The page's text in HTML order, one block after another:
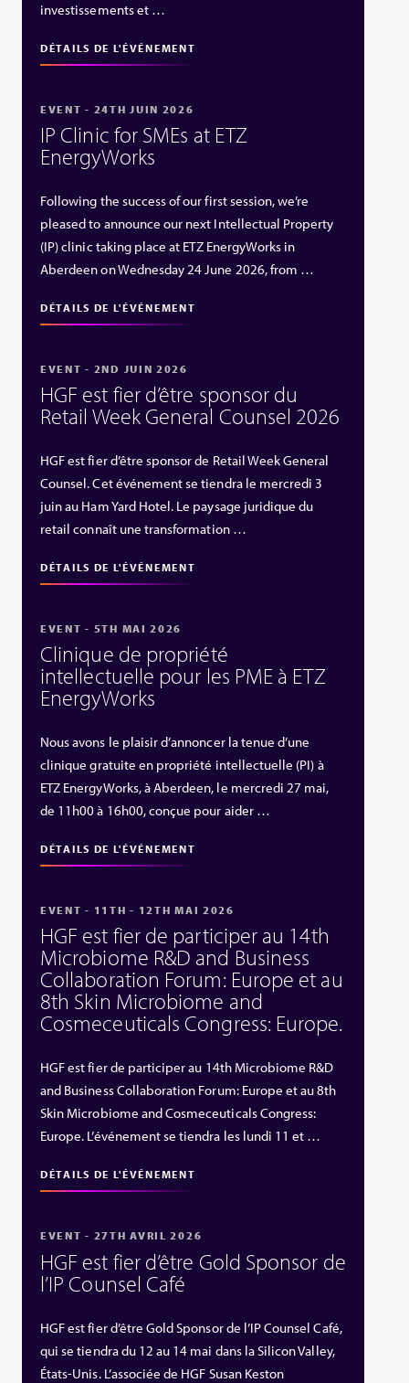
investissements et …
DÉTAILS DE L'ÉVÉNEMENT
EVENT - 24TH JUIN 2026
IP Clinic for SMEs at ETZ
EnergyWorks
Following the success of our first session, we’re
pleased to announce our next Intellectual Property
(IP) clinic taking place at ETZ EnergyWorks in
Aberdeen on Wednesday 24 June 2026, from …
DÉTAILS DE L'ÉVÉNEMENT
EVENT - 2ND JUIN 2026
HGF est fier d’être sponsor du
Retail Week General Counsel 2026
HGF est fier d’être sponsor de Retail Week General
Counsel. Cet événement se tiendra le mercredi 3
juin au Ham Yard Hotel. Le paysage juridique du
retail connaît une transformation …
DÉTAILS DE L'ÉVÉNEMENT
EVENT - 5TH MAI 2026
Clinique de propriété
intellectuelle pour les PME à ETZ
EnergyWorks
Nous avons le plaisir d’annoncer la tenue d’une
clinique gratuite en propriété intellectuelle (PI) à
ETZ EnergyWorks, à Aberdeen, le mercredi 27 mai,
de 11h00 à 16h00, conçue pour aider …
DÉTAILS DE L'ÉVÉNEMENT
EVENT - 11TH - 12TH MAI 2026
HGF est fier de participer au 14th
Microbiome R&D and Business
Collaboration Forum: Europe et au
8th Skin Microbiome and
Cosmeceuticals Congress: Europe.
HGF est fier de participer au 14th Microbiome R&D
and Business Collaboration Forum: Europe et au 8th
Skin Microbiome and Cosmeceuticals Congress:
Europe. L’événement se tiendra les lundi 11 et …
DÉTAILS DE L'ÉVÉNEMENT
EVENT - 27TH AVRIL 2026
HGF est fier d’être Gold Sponsor de
l’IP Counsel Café
HGF est fier d’être Gold Sponsor de l’IP Counsel Café,
qui se tiendra du 12 au 14 mai dans la Silicon Valley,
États‑Unis. L’associée de HGF Susan Keston